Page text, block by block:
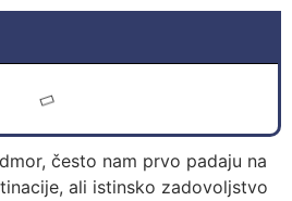
često nam prvo padaju na
ali istinsko zadovoljstvo